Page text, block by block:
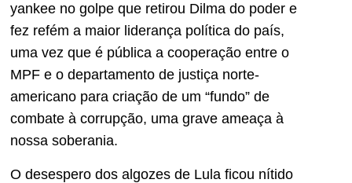
yankee no golpe que retirou Dilma do poder e
fez refém a maior liderança política do país,
uma vez que é pública a cooperação entre o
MPF e o departamento de justiça norte-
americano para criação de um “fundo” de
combate à corrupção, uma grave ameaça à
nossa soberania.
O desespero dos algozes de Lula ficou nítido